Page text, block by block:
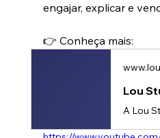
engajar, explicar e
👉 Conheça mais: